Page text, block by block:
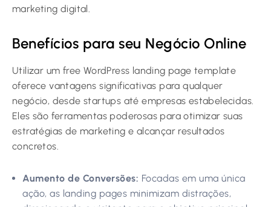
marketing digital.
Benefícios para seu Negócio Online
Utilizar um free WordPress landing page template
oferece vantagens significativas para qualquer
negócio, desde startups até empresas estabelecidas.
Eles são ferramentas poderosas para otimizar suas
estratégias de marketing e alcançar resultados
concretos.
Aumento de Conversões: Focadas em uma única
ação, as landing pages minimizam distrações,